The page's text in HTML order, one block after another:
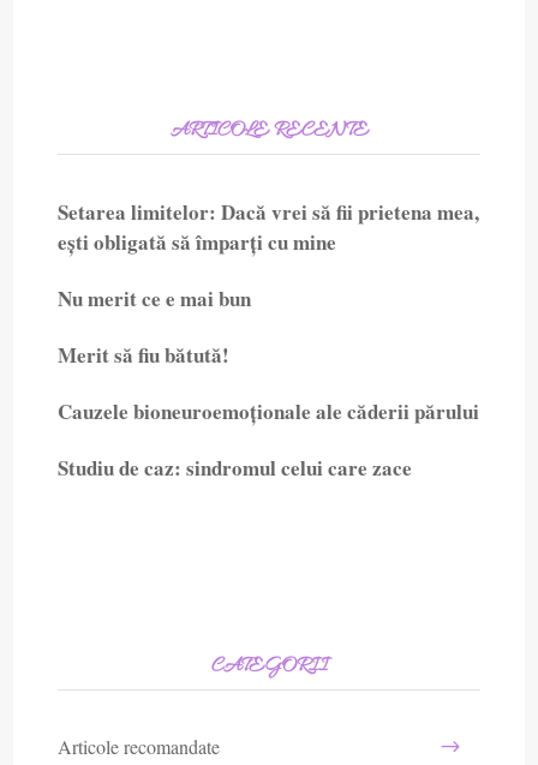
ARTICOLE RECENTE
Setarea limitelor: Dacă vrei să fii prietena mea,
ești obligată să împarți cu mine
Nu merit ce e mai bun
Merit să fiu bătută!
Cauzele bioneuroemoționale ale căderii părului
Studiu de caz: sindromul celui care zace
CATEGORII
Articole recomandate